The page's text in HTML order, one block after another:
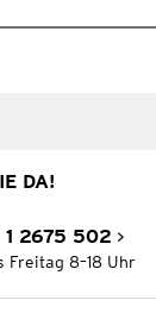
DA!
2675 502
Freitag 8–18 Uhr